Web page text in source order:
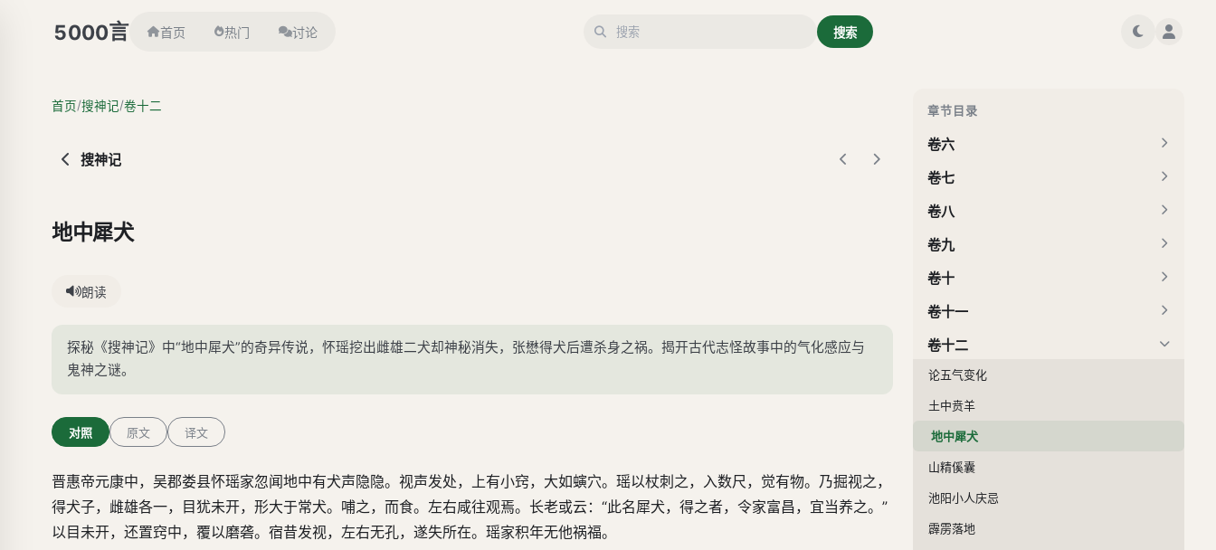
5000言 首页 热门 讨论 搜索
首页/搜神记/卷十二
搜神记
地中犀犬
朗读
探秘《搜神记》中“地中犀犬”的奇异传说，怀瑶挖出雌雄二犬却神秘消失，张懋得犬后遭杀身之祸。揭开古代志怪故事中的气化感应与
鬼神之谜。
对照 原文 译文
晋惠帝元康中，吴郡娄县怀瑶家忽闻地中有犬声隐隐。视声发处，上有小窍，大如螾穴。瑶以杖刺之，入数尺，觉有物。乃掘视之，
得犬子，雌雄各一，目犹未开，形大于常犬。哺之，而食。左右咸往观焉。长老或云：“此名犀犬，得之者，令家富昌，宜当养之。”
以目未开，还置窍中，覆以磨砻。宿昔发视，左右无孔，遂失所在。瑶家积年无他祸福。
章节目录
卷五
卷六
卷七
卷八
卷九
卷十
卷十一
卷十二
论五气变化
土中贲羊
地中犀犬
山精傒囊
池阳小人庆忌
霹雳落地